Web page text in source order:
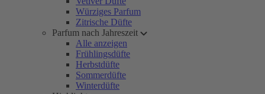
Würziges Parfum
Zitrische Düfte
Parfum nach Jahreszeit
Alle anzeigen
Frühlingsdüfte
Herbstdüfte
Sommerdüfte
Winterdüfte